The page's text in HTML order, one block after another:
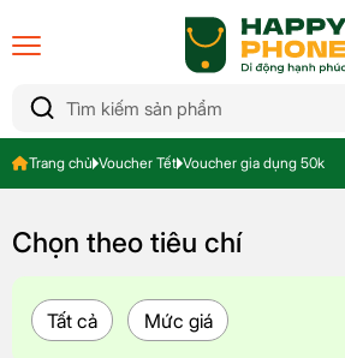
Trang chủ Voucher Tết Voucher gia dụng 50k
Chọn theo tiêu chí
Tất cả Mức giá